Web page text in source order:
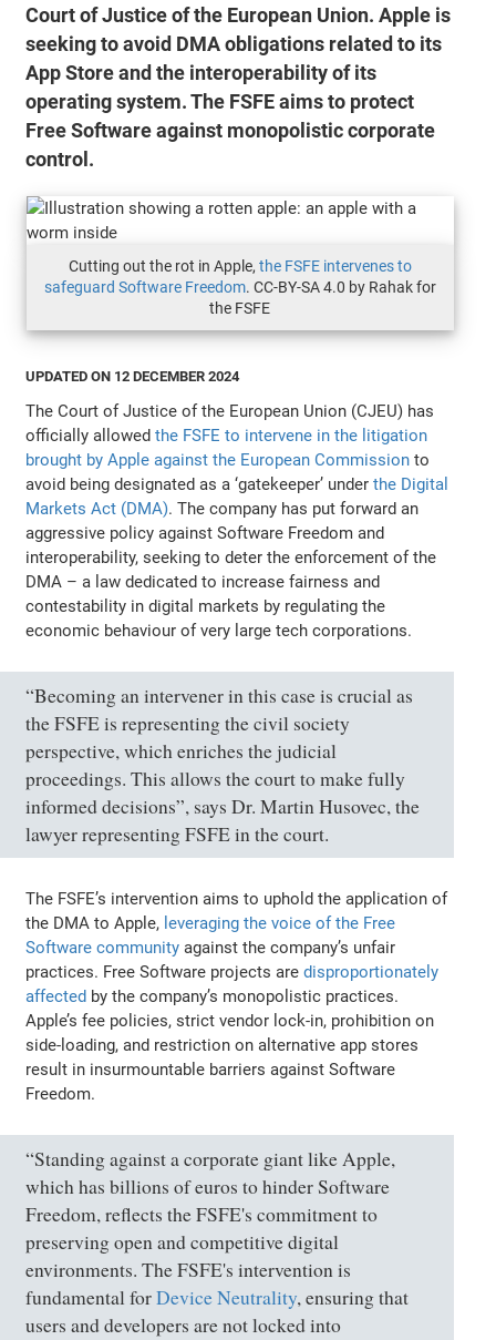
Court of Justice of the European Union. Apple is
seeking to avoid DMA obligations related to its
App Store and the interoperability of its
operating system. The FSFE aims to protect
Free Software against monopolistic corporate
control.
Cutting out the rot in Apple, the FSFE intervenes to
safeguard Software Freedom. CC-BY-SA 4.0 by Rahak for
the FSFE
UPDATED ON 12 DECEMBER 2024
The Court of Justice of the European Union (CJEU) has
officially allowedthe FSFE to intervene in the litigation
brought by Apple against the European Commission to
avoid being designated as a ‘gatekeeper’ underthe Digital
Markets Act (DMA). The company has put forward an
aggressive policy against Software Freedom and
interoperability, seeking to deter the enforcement of the
DMA – a law dedicated to increase fairness and
contestability in digital markets by regulating the
economic behaviour of very large tech corporations.
“Becoming an intervener in this case is crucial as
the FSFE is representing the civil society
perspective, which enriches the judicial
proceedings. This allows the court to make fully
informed decisions”, says Dr. Martin Husovec, the
lawyer representing FSFE in the court.
The FSFE’s intervention aims to uphold the application of
the DMA to Apple, leveraging the voice of the Free
Software community against the company’s unfair
practices. Free Software projects aredisproportionately
affected by the company’s monopolistic practices.
Apple’s fee policies, strict vendor lock-in, prohibition on
side-loading, and restriction on alternative app stores
result in insurmountable barriers against Software
Freedom.
“Standing against a corporate giant like Apple,
which has billions of euros to hinder Software
Freedom, reflects the FSFE's commitment to
preserving open and competitive digital
environments. The FSFE's intervention is
fundamental forDevice Neutrality, ensuring that
users and developers are not locked into